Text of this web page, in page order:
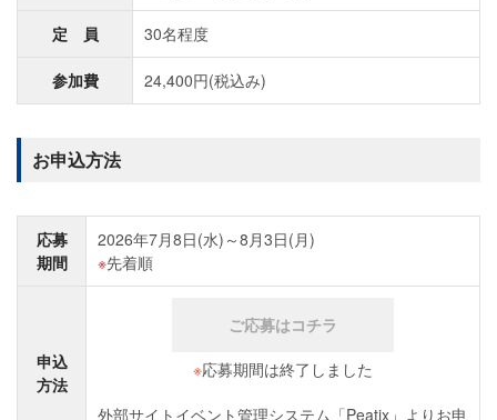
定 員 30名程度
参加費 24,400円(税込み)
お申込方法
応募
期間
2026年7月8日(水)～8月3日(月)
先着順
申込
方法
ご応募はコチラ
※応募期間は終了しました
外部サイトイベント管理システム「Peatix」よりお申